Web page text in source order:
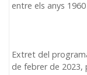
entre els anys
Extret del
de febrer de 2023,